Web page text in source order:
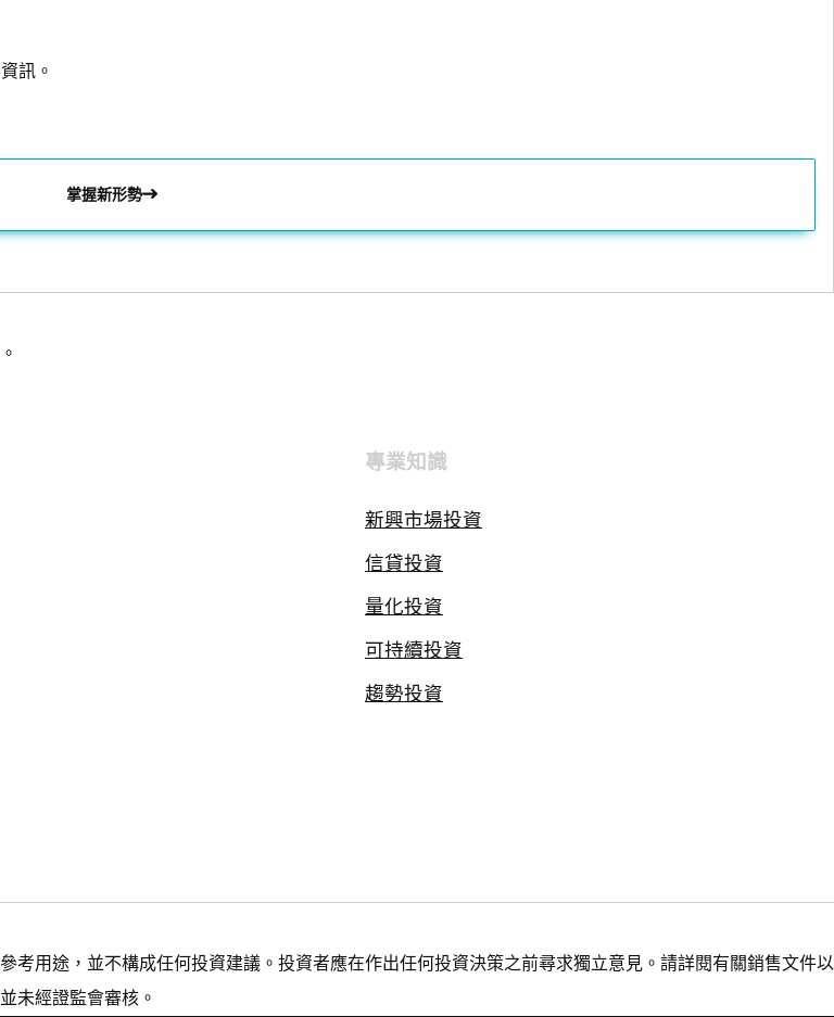
訊。
掌握新形勢
專業知識
新興市場投資
信貸投資
量化投資
可持續投資
趨勢投資
用途，並不構成任何投資建議。投資者應在作出任何投資決策之前尋求獨立意見。請詳閱有關銷售文件以
未經證監會審核。